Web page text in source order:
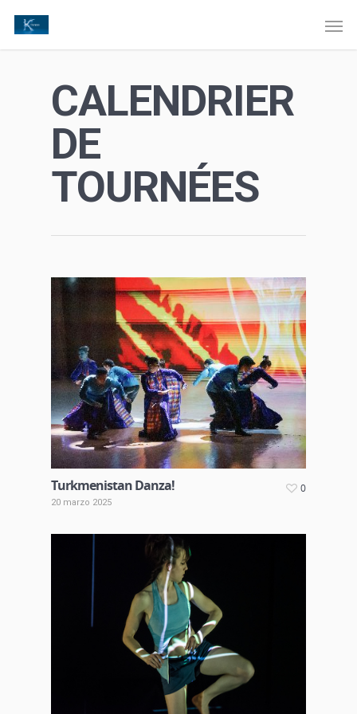
CALENDRIER
DE
TOURNÉES
Turkmenistan Danza!
20 marzo 2025
0